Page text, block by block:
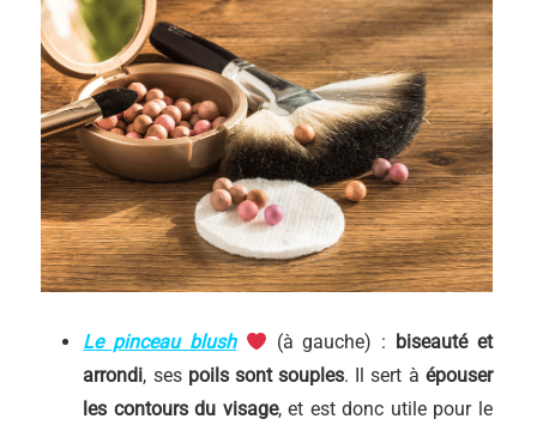
Le pinceau blush (à gauche) : biseauté et
arrondi, ses poils sont souples. Il sert à épouser
les contours du visage, et est donc utile pour le